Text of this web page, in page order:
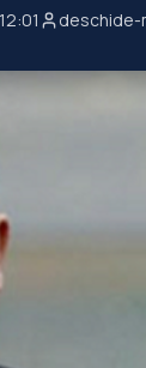
deschide-